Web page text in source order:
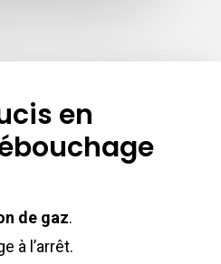
en
de gaz.
à l’arrêt.